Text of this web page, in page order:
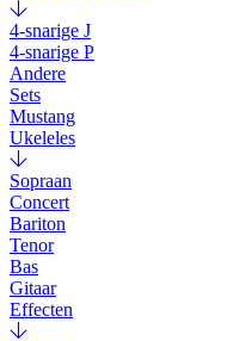
4-snarige J
4-snarige P
Andere
Sets
Mustang
Ukeleles
Sopraan
Concert
Bariton
Tenor
Bas
Gitaar
Effecten